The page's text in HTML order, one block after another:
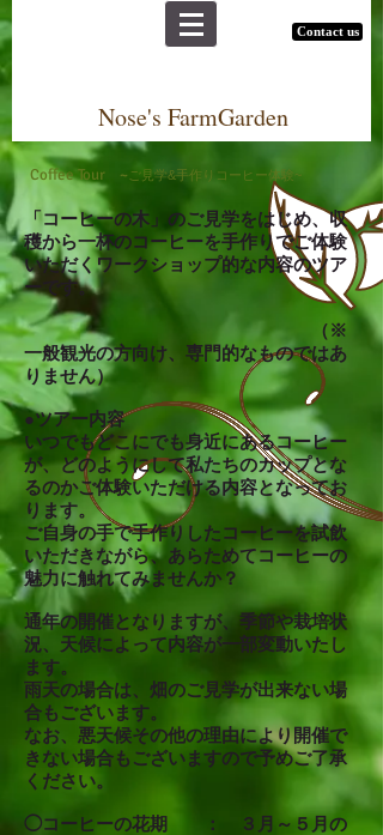
Contact us
Nose's FarmGarden
Coffee Tour ~ ご見学&手作りコーヒー体験~
「コーヒーの木」のご見学をはじめ、収
穫から一杯のコーヒーを手作りでご体験
いただくワークショップ的な内容のツア
ーです。
（※
一般観光の方向け、専門的なものではあ
りません）
●ツアー内容
いつでもどこにでも身近にあるコーヒー
が、どのようにして私たちのカップとな
るのかご体験いただける内容となってお
ります。
ご自身の手で手作りしたコーヒーを試飲
いただきながら、あらためてコーヒーの
魅力に触れてみませんか？
通年の開催となりますが、季節や栽培状
況、天候によって内容が一部変動いたし
ます。
雨天の場合は、 畑のご見学が出来ない場
合もございます。
なお、悪天候その他の理由により開催で
きない場合もございますので予めご了承
ください。
◯コーヒーの花期 ： ３月～５月の